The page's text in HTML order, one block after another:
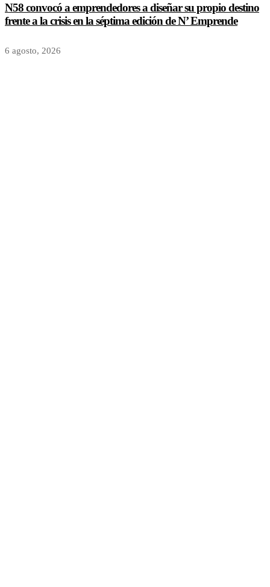
N58 convocó a emprendedores a diseñar su propio destino
frente a la crisis en la séptima edición de N’ Emprende
6 agosto, 2026